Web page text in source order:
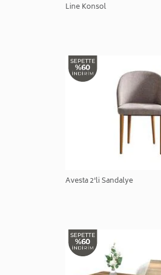
Line Konsol
Avesta 2'li Sandalye